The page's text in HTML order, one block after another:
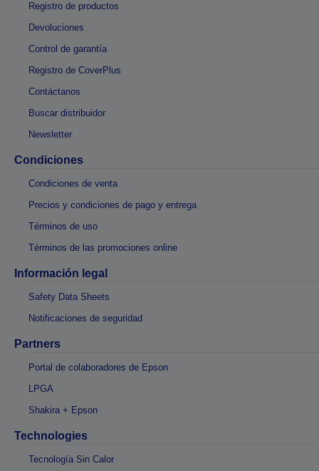
Registro de productos
Devoluciones
Control de garantía
Registro de CoverPlus
Contáctanos
Buscar distribuidor
Newsletter
Condiciones
Condiciones de venta
Precios y condiciones de pago y entrega
Términos de uso
Términos de las promociones online
Información legal
Safety Data Sheets
Notificaciones de seguridad
Partners
Portal de colaboradores de Epson
LPGA
Shakira + Epson
Technologies
Tecnología Sin Calor